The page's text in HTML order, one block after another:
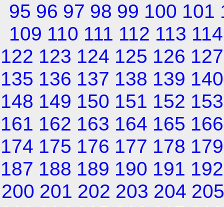
95 96 97 98 99 100 101
109 110 111 112 113 114
122 123 124 125 126 127
135 136 137 138 139 140
148 149 150 151 152 153
161 162 163 164 165 166
174 175 176 177 178 179
187 188 189 190 191 192
200 201 202 203 204 205